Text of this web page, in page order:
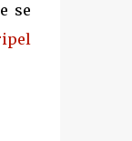
se